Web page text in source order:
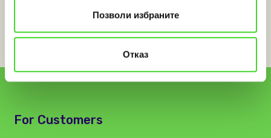
Позволи избраните
Отказ
For Customers